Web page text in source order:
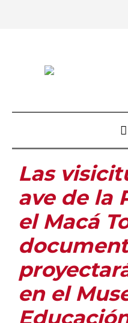
Las
ave de la
el Macá
en el